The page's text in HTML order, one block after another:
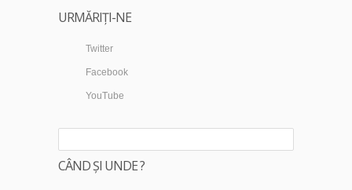
URMĂRIȚI-NE
Twitter
Facebook
YouTube
CÂND ȘI UNDE ?